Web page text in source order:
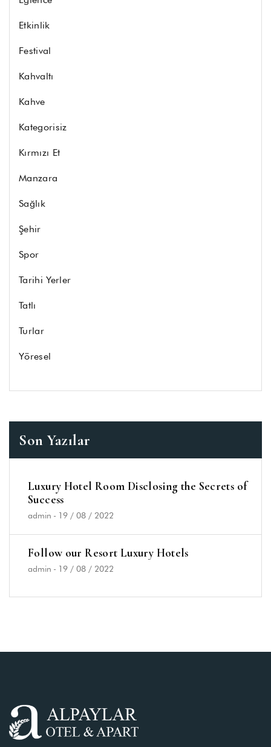
Etkinlik
Festival
Kahvaltı
Kahve
Kategorisiz
Kırmızı Et
Manzara
Sağlık
Şehir
Spor
Tarihi Yerler
Tatlı
Turlar
Yöresel
Son Yazılar
Luxury Hotel Room Disclosing the Secrets of
Success
admin - 19 / 08 / 2022
Follow our Resort Luxury Hotels
admin - 19 / 08 / 2022